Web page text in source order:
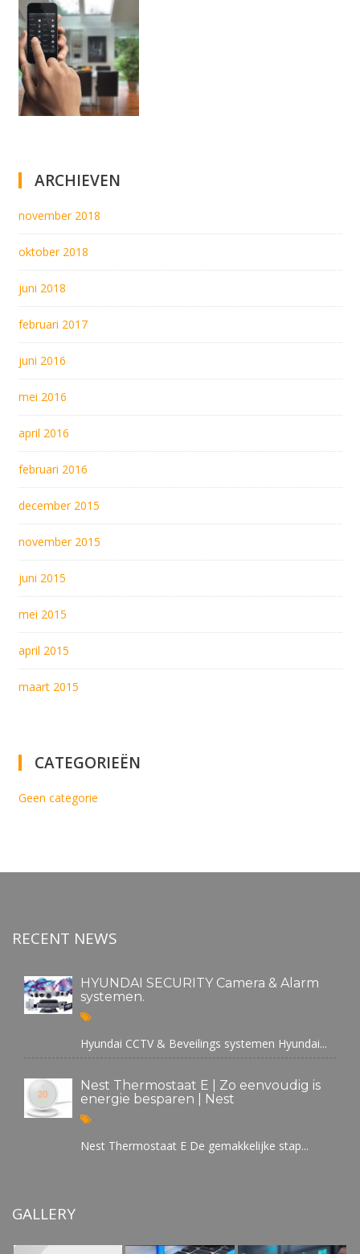
ARCHIEVEN
november 2018
oktober 2018
juni 2018
februari 2017
juni 2016
mei 2016
april 2016
februari 2016
december 2015
november 2015
juni 2015
mei 2015
april 2015
maart 2015
CATEGORIEËN
Geen categorie
RECENT NEWS
HYUNDAI SECURITY Camera & Alarm
systemen.
Hyundai CCTV & Beveilings systemen Hyundai...
Nest Thermostaat E | Zo eenvoudig is
energie besparen | Nest
Nest Thermostaat E De gemakkelijke stap...
GALLERY